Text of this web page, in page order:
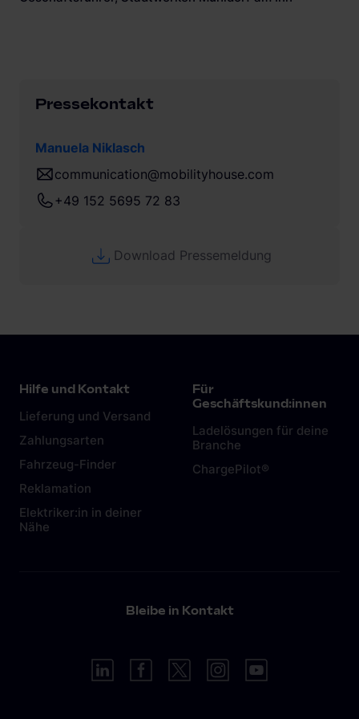
Pressekontakt
Manuela Niklasch
communication@mobilityhouse.com
+49 152 5695 72 83
Download Pressemeldung
Hilfe und Kontakt
Lieferung und Versand
Zahlungsarten
Fahrzeug-Finder
Reklamation
Elektriker:in in deiner
Nähe
Für
Geschäftskund:innen
Ladelösungen für deine
Branche
ChargePilot®
Bleibe in Kontakt